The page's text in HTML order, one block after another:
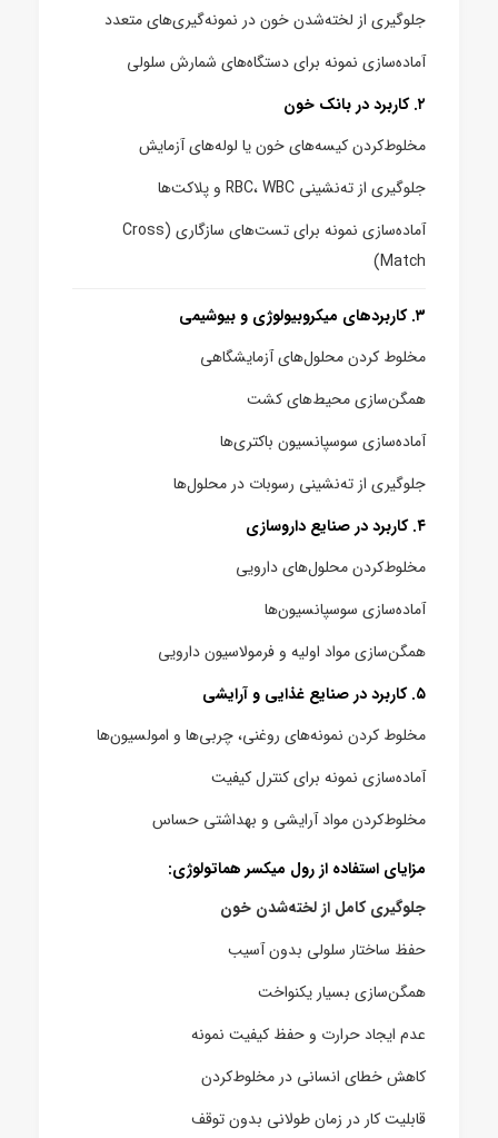
جلوگیری از لخته‌شدن خون در نمونه‌گیری‌های متعدد
آماده‌سازی نمونه برای دستگاه‌های شمارش سلولی
۲. کاربرد در بانک خون
مخلوط‌کردن کیسه‌های خون یا لوله‌های آزمایش
جلوگیری از ته‌نشینی RBC، WBC و پلاکت‌ها
آماده‌سازی نمونه برای تست‌های سازگاری (Cross
Match)
۳. کاربردهای میکروبیولوژی و بیوشیمی
مخلوط کردن محلول‌های آزمایشگاهی
همگن‌سازی محیط‌های کشت
آماده‌سازی سوسپانسیون باکتری‌ها
جلوگیری از ته‌نشینی رسوبات در محلول‌ها
۴. کاربرد در صنایع داروسازی
مخلوط‌کردن محلول‌های دارویی
آماده‌سازی سوسپانسیون‌ها
همگن‌سازی مواد اولیه و فرمولاسیون دارویی
۵. کاربرد در صنایع غذایی و آرایشی
مخلوط کردن نمونه‌های روغنی، چربی‌ها و امولسیون‌ها
آماده‌سازی نمونه برای کنترل کیفیت
مخلوط‌کردن مواد آرایشی و بهداشتی حساس
مزایای استفاده از رول میکسر هماتولوژی:
جلوگیری کامل از لخته‌شدن خون
حفظ ساختار سلولی بدون آسیب
همگن‌سازی بسیار یکنواخت
عدم ایجاد حرارت و حفظ کیفیت نمونه
کاهش خطای انسانی در مخلوط‌کردن
قابلیت کار در زمان طولانی بدون توقف